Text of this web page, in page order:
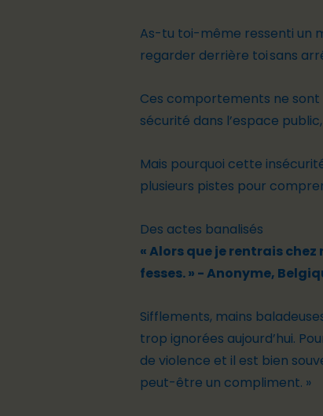
As-tu toi-même ressenti un
regarder derrière toi sans
Ces comportements ne sont
sécurité dans l’espace
Mais pourquoi cette
plusieurs pistes pour
Des actes banalisés
« Alors que je rentrais
fesses. » - Anonyme,
Sifflements, mains
trop ignorées aujourd’hui.
de violence et il est bien
peut-être un compliment. »